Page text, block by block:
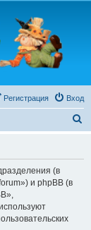
Вход
Регистрация
(в
и phpBB (в